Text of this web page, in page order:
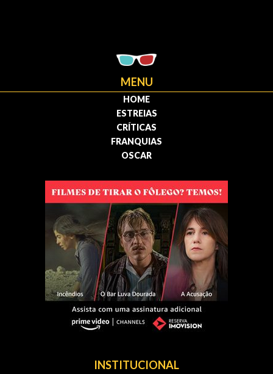
MENU
HOME
ESTREIAS
CRÍTICAS
FRANQUIAS
OSCAR
INSTITUCIONAL